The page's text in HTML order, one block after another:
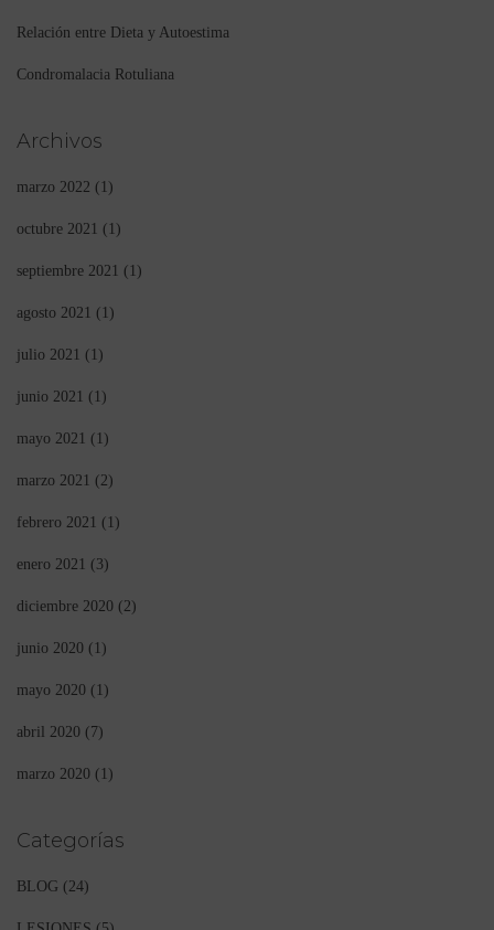
Relación entre Dieta y Autoestima
Condromalacia Rotuliana
Archivos
marzo 2022 (1)
octubre 2021 (1)
septiembre 2021 (1)
agosto 2021 (1)
julio 2021 (1)
junio 2021 (1)
mayo 2021 (1)
marzo 2021 (2)
febrero 2021 (1)
enero 2021 (3)
diciembre 2020 (2)
junio 2020 (1)
mayo 2020 (1)
abril 2020 (7)
marzo 2020 (1)
Categorías
BLOG (24)